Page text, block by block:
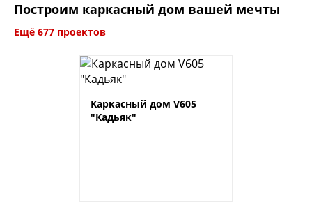
Построим каркасный дом вашей мечты
Ещё 677 проектов
Каркасный дом V605
"Кадьяк"